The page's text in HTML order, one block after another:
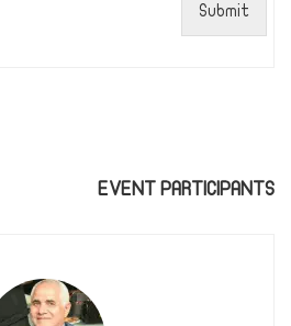
Submit
EVENT PARTICIPANTS